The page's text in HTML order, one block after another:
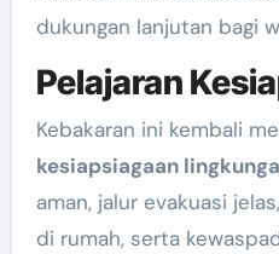
dukungan lanjutan bagi
Pelajaran
Kebakaran ini kembali
kesiapsiagaan
aman, jalur evakuasi
di rumah, serta